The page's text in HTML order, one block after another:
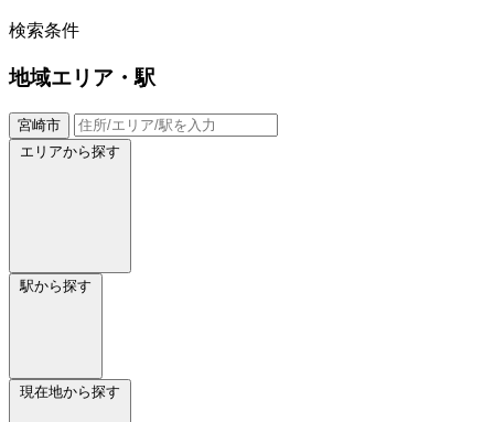
検索条件
地域エリア・駅
宮崎市
エリアから探す
駅から探す
現在地から探す